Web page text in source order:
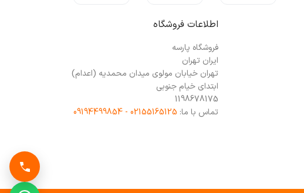
اطلاعات فروشگاه
فروشگاه پارسه
ایران تهران
تهران خیابان مولوی میدان محمدیه (اعدام)
ابتدای خیام جنوبی
1198678175
تماس با ما: 02155165125 - 09194499854